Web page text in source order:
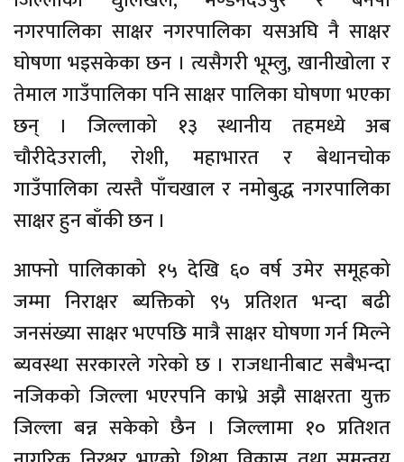
नगरपालिका साक्षर नगरपालिका यसअघि नै साक्षर
घोषणा भइसकेका छन । त्यसैगरी भूम्लु, खानीखोला र
तेमाल गाउँपालिका पनि साक्षर पालिका घोषणा भएका
छन् । जिल्लाको १३ स्थानीय तहमध्ये अब
चौरीदेउराली, रोशी, महाभारत र बेथानचोक
गाउँपालिका त्यस्तै पाँचखाल र नमोबुद्ध नगरपालिका
साक्षर हुन बाँकी छन ।
आफ्नो पालिकाको १५ देखि ६० वर्ष उमेर समूहको
जम्मा निराक्षर ब्यक्तिको ९५ प्रतिशत भन्दा बढी
जनसंख्या साक्षर भएपछि मात्रै साक्षर घोषणा गर्न मिल्ने
ब्यवस्था सरकारले गरेको छ । राजधानीबाट सबैभन्दा
नजिकको जिल्ला भएरपनि काभ्रे अझै साक्षरता युक्त
जिल्ला बन्न सकेको छैन । जिल्लामा १० प्रतिशत